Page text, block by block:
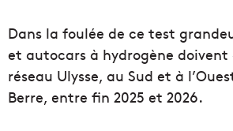
Dans la foulée de ce test
et autocars à hydrogène doivent
réseau Ulysse, au Sud et à
Berre, entre fin 2025 et 2026.